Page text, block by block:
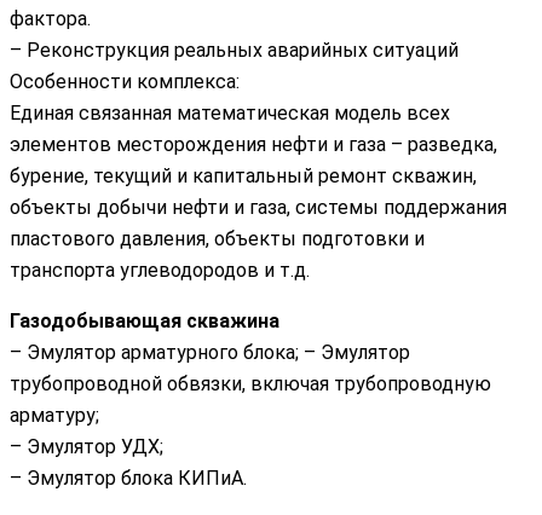
фактора.
– Реконструкция реальных аварийных ситуаций
Особенности комплекса:
Единая связанная математическая модель всех
элементов месторождения нефти и газа – разведка,
бурение, текущий и капитальный ремонт скважин,
объекты добычи нефти и газа, системы поддержания
пластового давления, объекты подготовки и
транспорта углеводородов и т.д.
Газодобывающая скважина
– Эмулятор арматурного блока; – Эмулятор
трубопроводной обвязки, включая трубопроводную
арматуру;
– Эмулятор УДХ;
– Эмулятор блока КИПиА.